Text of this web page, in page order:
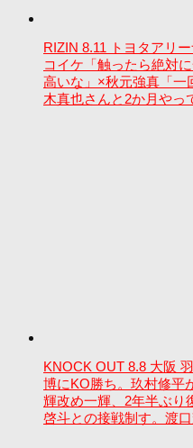
RIZIN 8.11 トヨタアリ
コイケ「触ったら絶対
高いな」×秋元強真「一
木真也さんと2か月やっ
KNOCK OUT 8.8 大阪
博にKO勝ち。玖村修平
輝改め一輝、2年半ぶり
啓斗との接戦制す。渡